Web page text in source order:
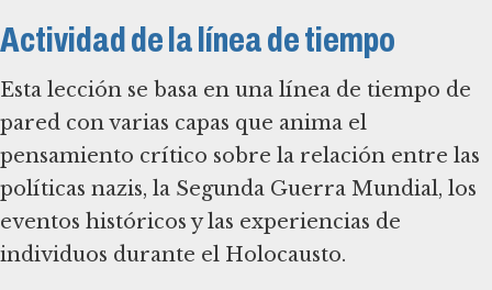
Actividad de la línea de tiempo
Esta lección se basa en una línea de tiempo de
pared con varias capas que anima el
pensamiento crítico sobre la relación entre las
políticas nazis, la Segunda Guerra Mundial, los
eventos históricos y las experiencias de
individuos durante el Holocausto.